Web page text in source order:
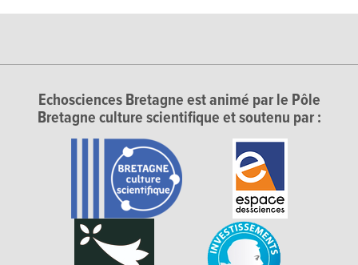
Echosciences Bretagne est animé par le Pôle
Bretagne culture scientifique et soutenu par :